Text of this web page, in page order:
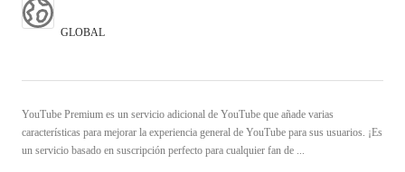
GLOBAL
YouTube Premium es un servicio adicional de YouTube que añade varias
características para mejorar la experiencia general de YouTube para sus usuarios. ¡Es
un servicio basado en suscripción perfecto para cualquier fan de ...